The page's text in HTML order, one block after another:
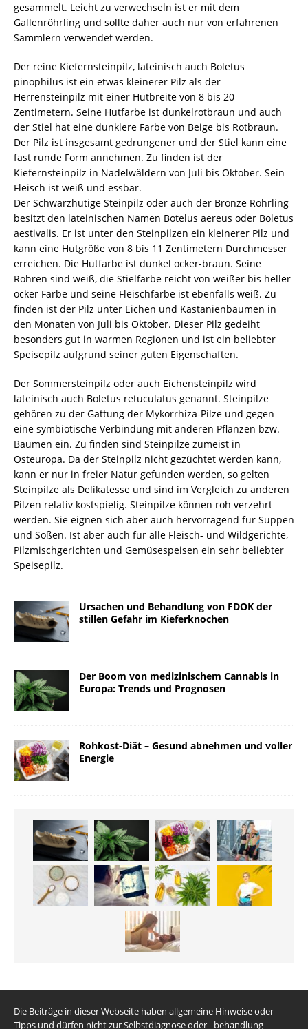
gesammelt. Leicht zu verwechseln ist er mit dem
Gallenröhrling und sollte daher auch nur von erfahrenen
Sammlern verwendet werden.
Der reine Kiefernsteinpilz, lateinisch auch Boletus
pinophilus ist ein etwas kleinerer Pilz als der
Herrensteinpilz mit einer Hutbreite von 8 bis 20
Zentimetern. Seine Hutfarbe ist dunkelrotbraun und auch
der Stiel hat eine dunklere Farbe von Beige bis Rotbraun.
Der Pilz ist insgesamt gedrungener und der Stiel kann eine
fast runde Form annehmen. Zu finden ist der
Kiefernsteinpilz in Nadelwäldern von Juli bis Oktober. Sein
Fleisch ist weiß und essbar.
Der Schwarzhütige Steinpilz oder auch der Bronze Röhrling
besitzt den lateinischen Namen Botelus aereus oder Boletus
aestivalis. Er ist unter den Steinpilzen ein kleinerer Pilz und
kann eine Hutgröße von 8 bis 11 Zentimetern Durchmesser
erreichen. Die Hutfarbe ist dunkel ocker-braun. Seine
Röhren sind weiß, die Stielfarbe reicht von weißer bis heller
ocker Farbe und seine Fleischfarbe ist ebenfalls weiß. Zu
finden ist der Pilz unter Eichen und Kastanienbäumen in
den Monaten von Juli bis Oktober. Dieser Pilz gedeiht
besonders gut in warmen Regionen und ist ein beliebter
Speisepilz aufgrund seiner guten Eigenschaften.
Der Sommersteinpilz oder auch Eichensteinpilz wird
lateinisch auch Boletus retuculatus genannt. Steinpilze
gehören zu der Gattung der Mykorrhiza-Pilze und gegen
eine symbiotische Verbindung mit anderen Pflanzen bzw.
Bäumen ein. Zu finden sind Steinpilze zumeist in
Osteuropa. Da der Steinpilz nicht gezüchtet werden kann,
kann er nur in freier Natur gefunden werden, so gelten
Steinpilze als Delikatesse und sind im Vergleich zu anderen
Pilzen relativ kostspielig. Steinpilze können roh verzehrt
werden. Sie eignen sich aber auch hervorragend für Suppen
und Soßen. Ist aber auch für alle Fleisch- und Wildgerichte,
Pilzmischgerichten und Gemüsespeisen ein sehr beliebter
Speisepilz.
Ursachen und Behandlung von FDOK der
stillen Gefahr im Kieferknochen
Der Boom von medizinischem Cannabis in
Europa: Trends und Prognosen
Rohkost-Diät – Gesund abnehmen und voller
Energie
Die Beiträge in dieser Webseite haben allgemeine Hinweise oder
Tipps und dürfen nicht zur Selbstdiagnose oder –behandlung